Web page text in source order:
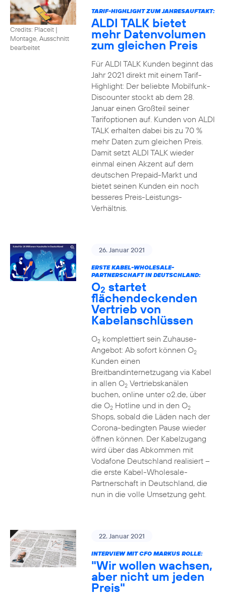
Credits: Placeit |
Montage, Ausschnitt
bearbeitet
TARIF-HIGHLIGHT ZUM JAHRESAUFTAKT:
ALDI TALK bietet
mehr Datenvolumen
zum gleichen Preis
Für ALDI TALK Kunden beginnt das
Jahr 2021 direkt mit einem Tarif-
Highlight: Der beliebte Mobilfunk-
Discounter stockt ab dem 28.
Januar einen Großteil seiner
Tarifoptionen auf. Kunden von ALDI
TALK erhalten dabei bis zu 70 %
mehr Daten zum gleichen Preis.
Damit setzt ALDI TALK wieder
einmal einen Akzent auf dem
deutschen Prepaid-Markt und
bietet seinen Kunden ein noch
besseres Preis-Leistungs-
Verhältnis.
26. Januar 2021
ERSTE KABEL-WHOLESALE-
PARTNERSCHAFT IN DEUTSCHLAND:
O2 startet
flächendeckenden
Vertrieb von
Kabelanschlüssen
O2komplettiert sein Zuhause-
Angebot: Ab sofort können O2
Kunden einen
Breitbandinternetzugang via Kabel
in allen O2Vertriebskanälen
buchen, online unter o2.de, über
die O2Hotline und in den O2
Shops, sobald die Läden nach der
Corona-bedingten Pause wieder
öffnen können. Der Kabelzugang
wird über das Abkommen mit
Vodafone Deutschland realisiert –
die erste Kabel-Wholesale-
Partnerschaft in Deutschland, die
nun in die volle Umsetzung geht.
22. Januar 2021
INTERVIEW MIT CFO MARKUS ROLLE:
"Wir wollen wachsen,
aber nicht um jeden
Preis"